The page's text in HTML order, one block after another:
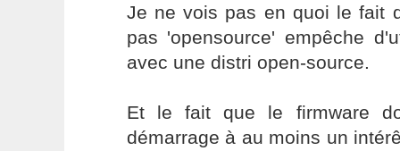
Je ne vois pas en quoi le fait
pas 'opensource' empêche
avec une distri open-source.
Et le fait que le firmware
démarrage à au moins un